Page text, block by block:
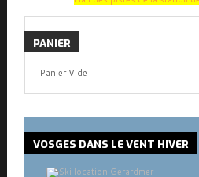
PANIER
Panier Vide
VOSGES DANS LE VENT HIVER